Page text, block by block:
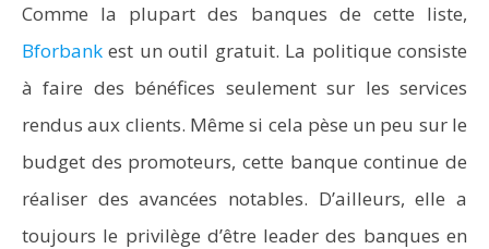
Comme la plupart des banques de cette liste,
Bforbank est un outil gratuit. La politique consiste
à faire des bénéfices seulement sur les services
rendus aux clients. Même si cela pèse un peu sur le
budget des promoteurs, cette banque continue de
réaliser des avancées notables. D’ailleurs, elle a
toujours le privilège d’être leader des banques en